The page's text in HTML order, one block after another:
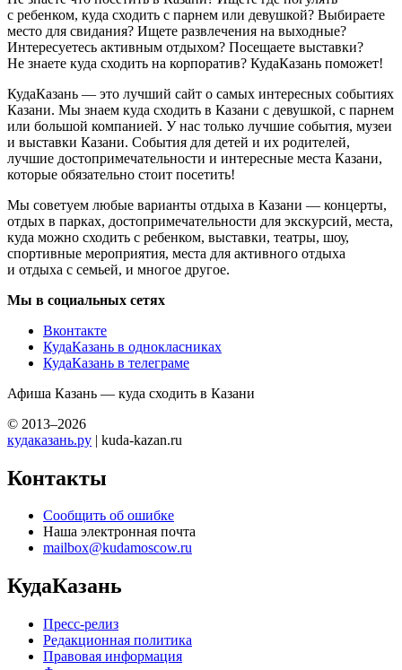
с ребенком, куда сходить с парнем или девушкой? Выбираете
место для свидания? Ищете развлечения на выходные?
Интересуетесь активным отдыхом? Посещаете выставки?
Не знаете куда сходить на корпоратив? КудаКазань поможет!
КудаКазань — это лучший сайт о самых интересных событиях
Казани. Мы знаем куда сходить в Казани с девушкой, с парнем
или большой компанией. У нас только лучшие события, музеи
и выставки Казани. События для детей и их родителей,
лучшие достопримечательности и интересные места Казани,
которые обязательно стоит посетить!
Мы советуем любые варианты отдыха в Казани — концерты,
отдых в парках, достопримечательности для экскурсий, места,
куда можно сходить с ребенком, выставки, театры, шоу,
спортивные мероприятия, места для активного отдыха
и отдыха с семьей, и многое другое.
Мы в социальных сетях
Вконтакте
КудаКазань в однокласниках
КудаКазань в телеграме
Афиша Казань — куда сходить в Казани
© 2013–2026
кудаказань.ру | kuda-kazan.ru
Контакты
Сообщить об ошибке
Наша электронная почта
mailbox@kudamoscow.ru
КудаКазань
Пресс-релиз
Редакционная политика
Правовая информация